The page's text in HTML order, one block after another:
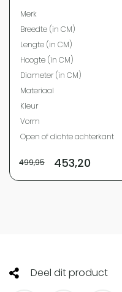
Merk
Breedte (in CM)
Lengte (in CM)
Hoogte (in CM)
Diameter (in CM)
Materiaal
Kleur
Vorm
Open of dichte achterkant
499,95 453,20
Deel dit product